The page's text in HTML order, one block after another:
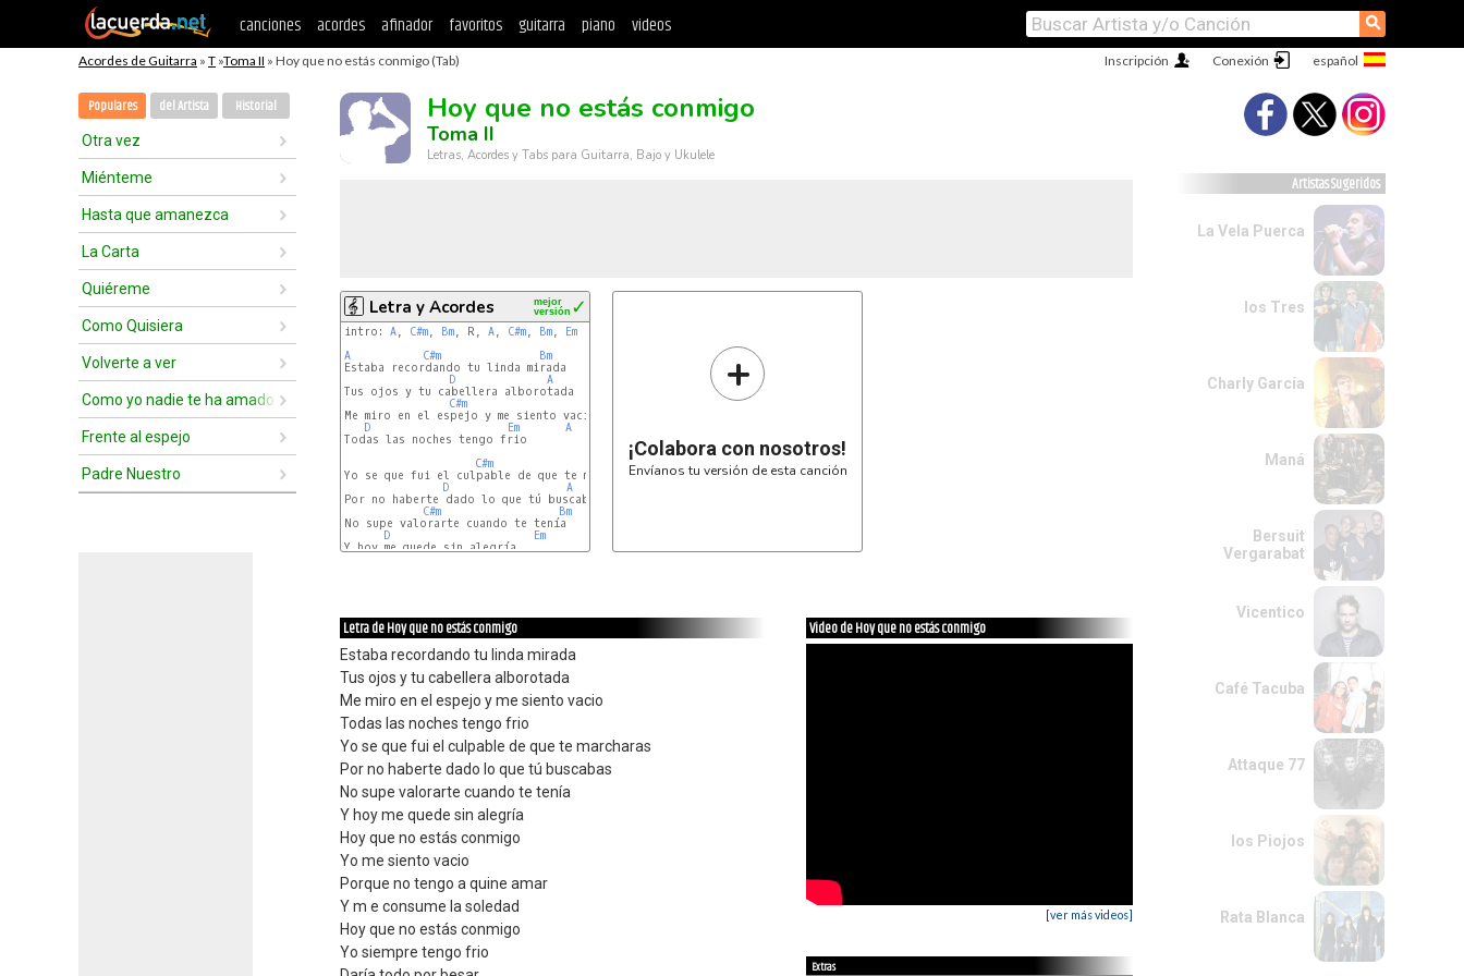
canciones acordes afinador favoritos guitarra piano videos ⚲
Acordes de Guitarra » T »Toma II » Hoy que no estás conmigo (Tab) Conexión
Inscripción
Populares del Artista Historial
Otra vez
Miénteme
Hasta que amanezca
La Carta
Quiéreme
Como Quisiera
Volverte a ver
Como yo nadie te ha amado
Frente al espejo
Padre Nuestro
Hoy que no estás conmigo
Toma II
Letras, Acordes y Tabs para Guitarra, Bajo y Ukulele
Letra y Acordes ✓
mejor
versión
intro: A, C#m, Bm, R, A, C#m, Bm, Em
A
C#m
Bm
Estaba recordando tu linda mirada
D
A
Tus ojos y tu cabellera alborotada
C#m
Me miro en el espejo y me siento vacio
D
Em
A
Todas las noches tengo frio
C#m
Yo se que fui el culpable de que te marcharas
D
A
Por no haberte dado lo que tú buscabas
C#m
Bm
No supe valorarte cuando te tenía
D
Em
Y hoy me quede sin alegría
+
¡Colabora con nosotros!
Envíanos tu versión de esta canción
Letra de Hoy que no estás conmigo
Estaba recordando tu linda mirada
Tus ojos y tu cabellera alborotada
Me miro en el espejo y me siento vacio
Todas las noches tengo frio
Yo se que fui el culpable de que te marcharas
Por no haberte dado lo que tú buscabas
No supe valorarte cuando te tenía
Y hoy me quede sin alegría
Hoy que no estás conmigo
Yo me siento vacio
Porque no tengo a quine amar
Y m e consume la soledad
Hoy que no estás conmigo
Yo siempre tengo frio
Video de Hoy que no estás conmigo
[ver más videos]
Extras
Artistas Sugeridos
La Vela Puerca
los Tres
Charly García
Maná
Bersuit
Vergarabat
Vicentico
Café Tacuba
Attaque 77
los Piojos
Rata Blanca